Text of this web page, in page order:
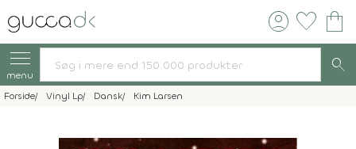
account_circle favorite shopping_bag
menu search
Forside Vinyl Lp Dansk Kim Larsen